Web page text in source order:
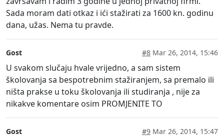
Sada moram dati otkaz i ići stažirati za 1600 kn. godinu
dana, užas. Nema tu pravde.
Gost #8 Mar 26, 2014, 15:46
U svakom slučaju hvale vrijedno, a sam sistem
školovanja sa bespotrebnim stažiranjem, sa premalo ili
ništa prakse u toku školovanja ili studiranja , nije za
nikakve komentare osim PROMJENITE TO
Gost #9 Mar 26, 2014, 15:47